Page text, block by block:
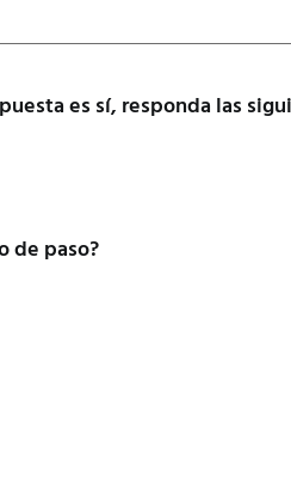
es sí, responda las
de paso?